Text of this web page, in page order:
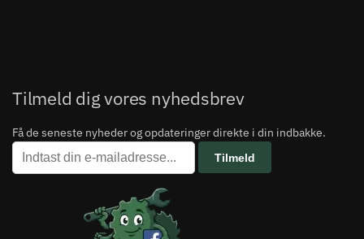
Tilmeld dig vores nyhedsbrev
Få de seneste nyheder og opdateringer direkte i din indbakke.